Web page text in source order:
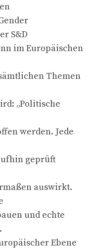
S&D
im Europäischen
Themen
„Politische
werden. Jede
geprüft
auswirkt.
und echte
Ebene